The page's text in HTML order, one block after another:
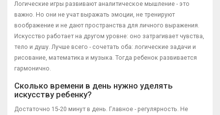
Логические игры развивают аналитическое мышление - это
важно. Но они не учат выражать эмоции, не тренируют
воображение и не дают пространства для личного выражения.
Искусство работает на другом уровне: оно затрагивает чувства,
тело и душу. Лучше всего - сочетать оба: логические задачи и
рисование, математика и музыка. Тогда ребенок развивается
гармонично.
Сколько времени в день нужно уделять
искусству ребенку?
Достаточно 15-20 минут в день. Главное - регулярность. Не